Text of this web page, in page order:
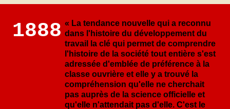
1888 « La tendance nouvelle qui a reconnu
dans l'histoire du développement du
travail la clé qui permet de comprendre
l'histoire de la société tout entière s'est
adressée d'emblée de préférence à la
classe ouvrière et elle y a trouvé la
compréhension qu'elle ne cherchait
pas auprès de la science officielle et
qu'elle n'attendait pas d'elle. C'est le